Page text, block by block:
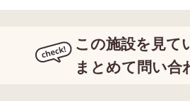
この施設を見て
まとめて問い合